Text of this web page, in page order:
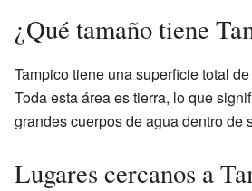
¿Qué tamaño tiene
Tampico tiene una superficie total
Toda esta área es tierra, lo que
grandes cuerpos de agua dentro de
Lugares cercanos a